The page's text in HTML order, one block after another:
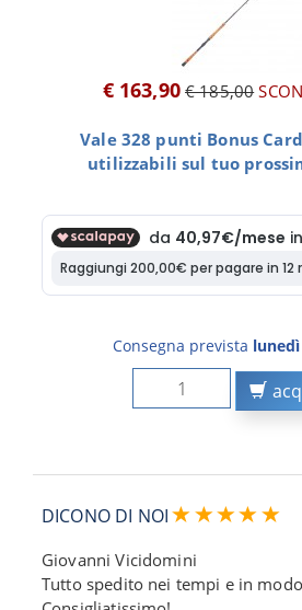
€ 163,90 € 185,00
Vale 328 punti Bonus
utilizzabili sul tuo
Consegna prevista
DICONO DI NOI
Giovanni Vicidomini
Tutto spedito nei tempi e in